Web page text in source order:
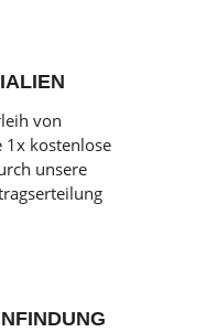
von
1x kostenlose
unsere